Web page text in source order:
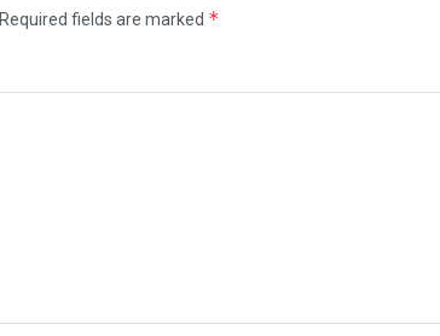
Required fields are marked *